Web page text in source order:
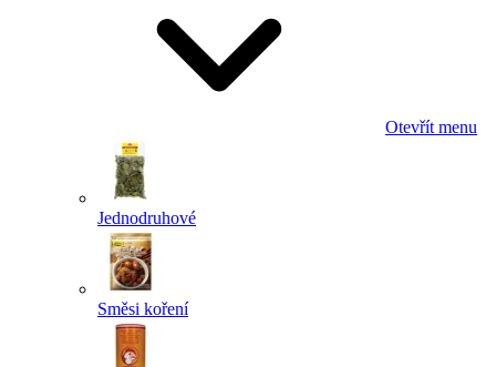
Otevřít menu
Jednodruhové
Směsi koření